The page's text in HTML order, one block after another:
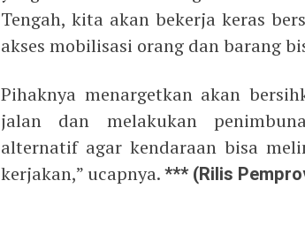
Tengah, kita akan bekerja keras
akses mobilisasi orang dan barang
Pihaknya menargetkan akan
jalan dan melakukan
alternatif agar kendaraan bisa
kerjakan,” ucapnya.*** (Rilis